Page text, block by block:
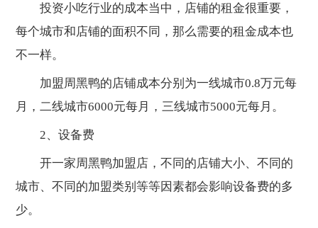
投资小吃行业的成本当中，店铺的租金很重要，
每个城市和店铺的面积不同，那么需要的租金成本也
不一样。
加盟周黑鸭的店铺成本分别为一线城市0.8万元每
月，二线城市6000元每月，三线城市5000元每月。
2、设备费
开一家周黑鸭加盟店，不同的店铺大小、不同的
城市、不同的加盟类别等等因素都会影响设备费的多
少。